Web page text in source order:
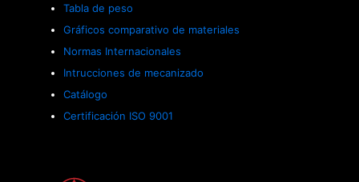
Tabla de peso
Gráficos comparativo de materiales
Normas Internacionales
Intrucciones de mecanizado
Catálogo
Certificación ISO 9001